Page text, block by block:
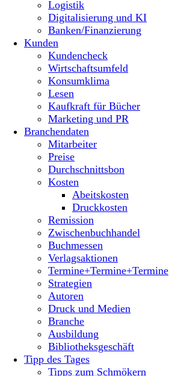
Logistik
Digitalisierung und KI
Banken/Finanzierung
Kunden
Kundencheck
Wirtschaftsumfeld
Konsumklima
Lesen
Kaufkraft für Bücher
Marketing und PR
Branchendaten
Mitarbeiter
Preise
Durchschnittsbon
Kosten
Abeitskosten
Druckkosten
Remission
Zwischenbuchhandel
Buchmessen
Verlagsaktionen
Termine+Termine+Termine
Strategien
Autoren
Druck und Medien
Branche
Ausbildung
Bibliotheksgeschäft
Tipp des Tages
Tipps zum Schmökern